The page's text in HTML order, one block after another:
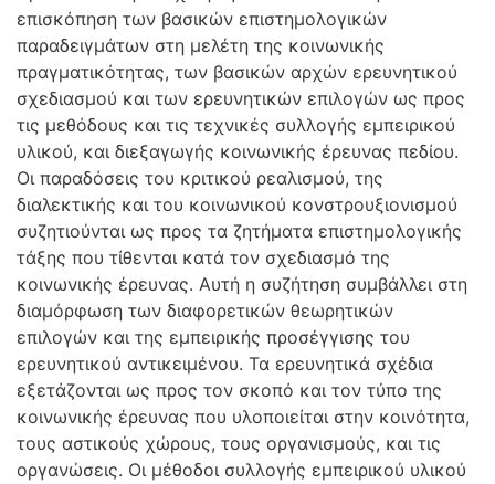
επισκόπηση των βασικών επιστημολογικών
παραδειγμάτων στη μελέτη της κοινωνικής
πραγματικότητας, των βασικών αρχών ερευνητικού
σχεδιασμού και των ερευνητικών επιλογών ως προς
τις μεθόδους και τις τεχνικές συλλογής εμπειρικού
υλικού, και διεξαγωγής κοινωνικής έρευνας πεδίου.
Οι παραδόσεις του κριτικού ρεαλισμού, της
διαλεκτικής και του κοινωνικού κονστρουξιονισμού
συζητιούνται ως προς τα ζητήματα επιστημολογικής
τάξης που τίθενται κατά τον σχεδιασμό της
κοινωνικής έρευνας. Αυτή η συζήτηση συμβάλλει στη
διαμόρφωση των διαφορετικών θεωρητικών
επιλογών και της εμπειρικής προσέγγισης του
ερευνητικού αντικειμένου. Τα ερευνητικά σχέδια
εξετάζονται ως προς τον σκοπό και τον τύπο της
κοινωνικής έρευνας που υλοποιείται στην κοινότητα,
τους αστικούς χώρους, τους οργανισμούς, και τις
οργανώσεις. Οι μέθοδοι συλλογής εμπειρικού υλικού